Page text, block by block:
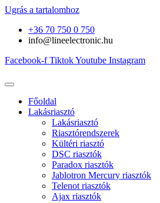
Ugrás a tartalomhoz
+36 70 750 0 750
info@lineelectronic.hu
Facebook-f TiktokYoutube Instagram
Főoldal
Lakásriasztó
Lakásriasztó
Riasztórendszerek
Kültéri riasztó
DSC riasztók
Paradox riasztók
Jablotron Mercury riasztók
Telenot riasztók
Ajax riasztók